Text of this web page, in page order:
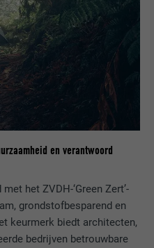
en verantwoord
het ZVDH-‘Green Zert’-
grondstofbesparend en
keurmerk biedt architecten,
bedrijven betrouwbare
tracking op basis van de
locatie mogelijk te